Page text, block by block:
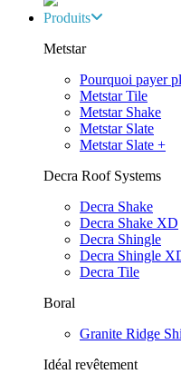
Produits
Metstar
Pourquoi payer
Metstar Tile
Metstar Shake
Metstar Slate
Metstar Slate +
Decra Roof Systems
Decra Shake
Decra Shake XD
Decra Shingle
Decra Shingle
Decra Tile
Boral
Granite Ridge
Idéal revêtement